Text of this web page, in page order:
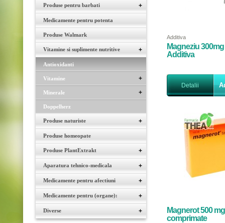
Additiva
Magneziu
Additiva
Detalii
Magnerot 500
comprimate
Produse pentru barbati +
Medicamente pentru potenta
Produse Walmark
Vitamine si suplimente nutritive +
Antioxidanti
Vitamine +
Minerale +
Doppelherz
Produse naturiste +
Produse homeopate
Produse PlantExtrakt +
Aparatura tehnico-medicala +
Medicamente pentru afectiuni +
Medicamente pentru (organe): +
Diverse +